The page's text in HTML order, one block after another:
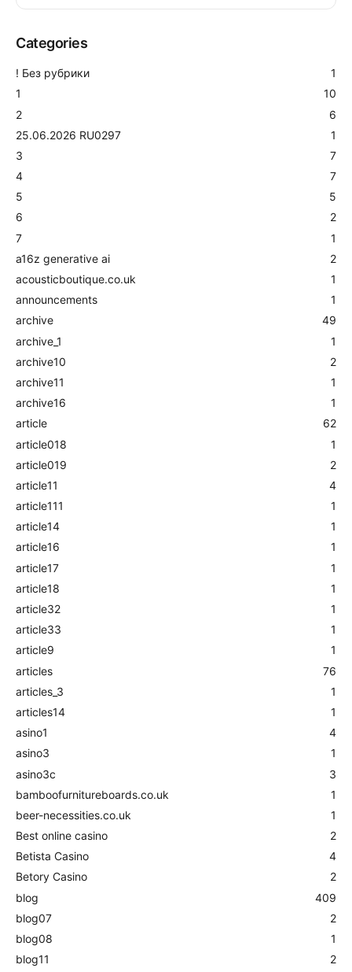
Categories
! Без рубрики
1
1
10
2
6
25.06.2026 RU0297
1
3
7
4
7
5
5
6
2
7
1
a16z generative ai
2
acousticboutique.co.uk
1
announcements
1
archive
49
archive_1
1
archive10
2
archive11
1
archive16
1
article
62
article018
1
article019
2
article11
4
article111
1
article14
1
article16
1
article17
1
article18
1
article32
1
article33
1
article9
1
articles
76
articles_3
1
articles14
1
asino1
4
asino3
1
asino3c
3
bamboofurnitureboards.co.uk
1
beer-necessities.co.uk
1
Best online casino
2
Betista Casino
4
Betory Casino
2
blog
409
blog07
2
blog08
1
blog11
2